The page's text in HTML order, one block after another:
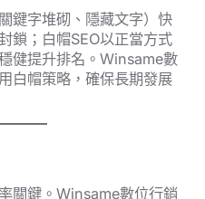
鍵字堆砌、隱藏文字）快
鎖；白帽SEO以正當方式
健提升排名。Winsame數
白帽策略，確保長期發展
關鍵。Winsame數位行銷